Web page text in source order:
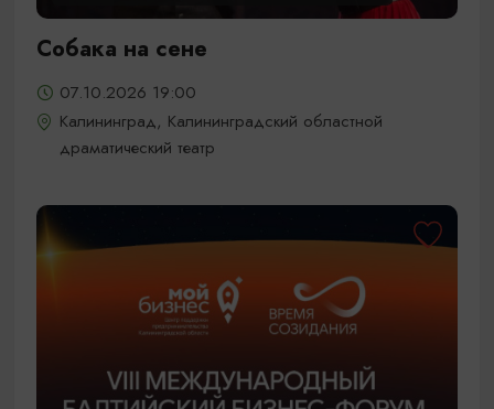
Собака на сене
07.10.2026 19:00
Калининград, Калининградский областной
драматический театр